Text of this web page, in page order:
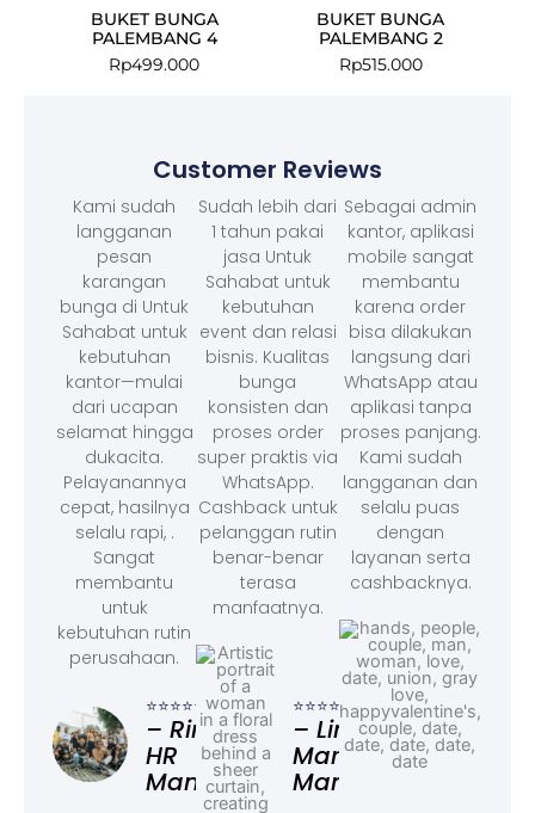
BUKET BUNGA
PALEMBANG 4
Rp499.000
BUKET BUNGA
PALEMBANG 2
Rp515.000
Customer Reviews
Kami sudah
langganan
pesan
karangan
bunga di Untuk
Sahabat untuk
kebutuhan
kantor—mulai
dari ucapan
selamat hingga
dukacita.
Pelayanannya
cepat, hasilnya
selalu rapi, .
Sangat
membantu
untuk
kebutuhan rutin
perusahaan.
⭐⭐⭐⭐⭐
– Rina,
HR
Manager
Sudah lebih dari
1 tahun pakai
jasa Untuk
Sahabat untuk
kebutuhan
event dan relasi
bisnis. Kualitas
bunga
konsisten dan
proses order
super praktis via
WhatsApp.
Cashback untuk
pelanggan rutin
benar-benar
terasa
manfaatnya.
⭐⭐⭐⭐⭐
– Linda,
Marketing
Manager
Sebagai admin
kantor, aplikasi
mobile sangat
membantu
karena order
bisa dilakukan
langsung dari
WhatsApp atau
aplikasi tanpa
proses panjang.
Kami sudah
langganan dan
selalu puas
dengan
layanan serta
cashbacknya.